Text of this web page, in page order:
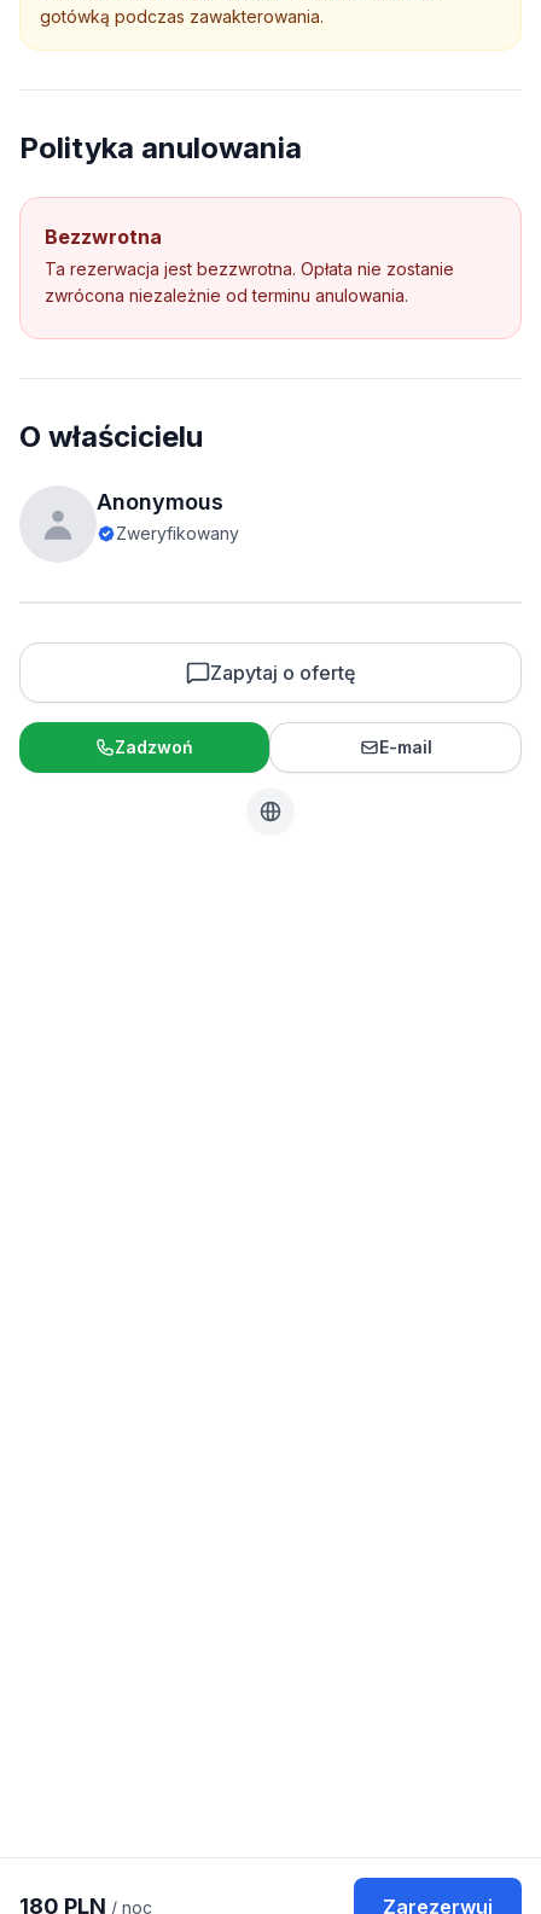
gotówką podczas zawakterowania.
Polityka anulowania
Bezzwrotna
Ta rezerwacja jest bezzwrotna. Opłata nie zostanie
zwrócona niezależnie od terminu anulowania.
O właścicielu
Anonymous
Zweryfikowany
Zapytaj o ofertę
Zadzwoń E-mail
180 PLN / noc Zarezerwuj